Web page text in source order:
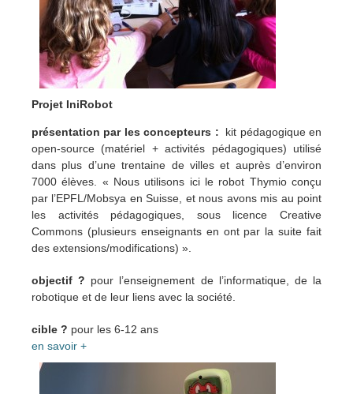
Projet IniRobot
présentation par les concepteurs : kit pédagogique en
open-source (matériel + activités pédagogiques) utilisé
dans plus d’une trentaine de villes et auprès d’environ
7000 élèves. « Nous utilisons ici le robot Thymio conçu
par l’EPFL/Mobsya en Suisse, et nous avons mis au point
les activités pédagogiques, sous licence Creative
Commons (plusieurs enseignants en ont par la suite fait
des extensions/modifications) ».
objectif ? pour l’enseignement de l’informatique, de la
robotique et de leur liens avec la société.
cible ? pour les 6-12 ans
en savoir +